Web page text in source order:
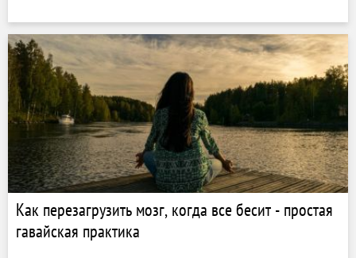
Как перезагрузить мозг, когда все бесит - простая
гавайская практика